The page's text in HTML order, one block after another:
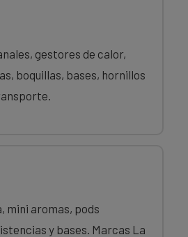
gestores de calor,
boquillas, bases, hornillos
mini aromas, pods
y bases. Marcas La